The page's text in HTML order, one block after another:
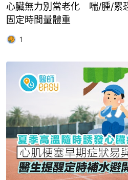
心臟無力別當老化 喘/腫/累
固定時間量體重
1